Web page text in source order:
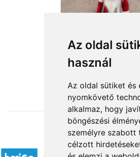
Az oldal
használ
Az oldal sütiket és
nyomkövető
alkalmaz, hogy
böngészési
személyre szabott
célzott
Accepted payment